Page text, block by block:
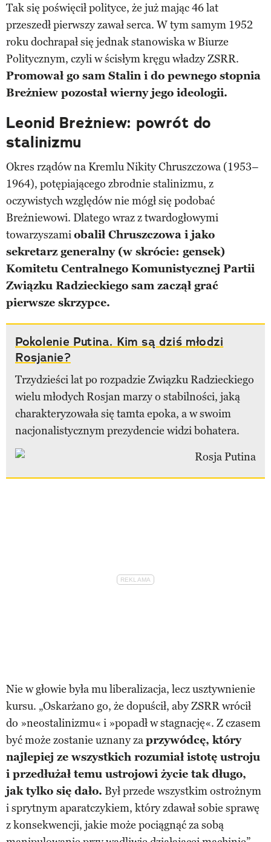
Tak się poświęcił polityce, że już mając 46 lat
przeszedł pierwszy zawał serca. W tym samym 1952
roku dochrapał się jednak stanowiska w Biurze
Politycznym, czyli w ścisłym kręgu władzy ZSRR.
Promował go sam Stalin i do pewnego stopnia
Breżniew pozostał wierny jego ideologii.
Leonid Breżniew: powrót do
stalinizmu
Okres rządów na Kremlu Nikity Chruszczowa (1953–
1964), potępiającego zbrodnie stalinizmu, z
oczywistych względów nie mógł się podobać
Breżniewowi. Dlatego wraz z twardogłowymi
towarzyszamiobalił Chruszczowa i jako
sekretarz generalny (w skrócie: gensek)
Komitetu Centralnego Komunistycznej Partii
Związku Radzieckiego sam zaczął grać
pierwsze skrzypce.
Pokolenie Putina. Kim są dziś młodzi
Rosjanie?
Trzydzieści lat po rozpadzie Związku Radzieckiego
wielu młodych Rosjan marzy o stabilności, jaką
charakteryzowała się tamta epoka, a w swoim
nacjonalistycznym prezydencie widzi bohatera.
Nie w głowie była mu liberalizacja, lecz usztywnienie
kursu. „Oskarżano go, że dopuścił, aby ZSRR wrócił
do »neostalinizmu« i »popadł w stagnację«. Z czasem
być może zostanie uznany zaprzywódcę, który
najlepiej ze wszystkich rozumiał istotę ustroju
i przedłużał temu ustrojowi życie tak długo,
jak tylko się dało. Był przede wszystkim ostrożnym
i sprytnym aparatczykiem, który zdawał sobie sprawę
z konsekwencji, jakie może pociągnąć za sobą